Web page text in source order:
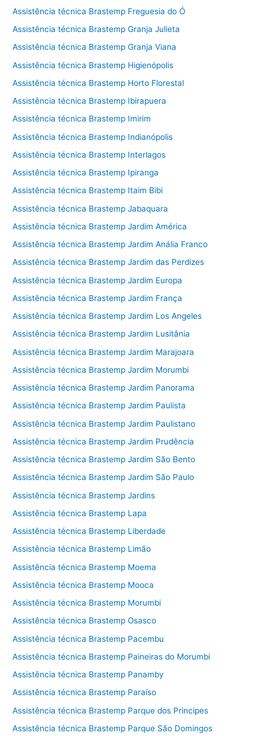
Assistência técnica Brastemp Freguesia do Ó
Assistência técnica Brastemp Granja Julieta
Assistência técnica Brastemp Granja Viana
Assistência técnica Brastemp Higienópolis
Assistência técnica Brastemp Horto Florestal
Assistência técnica Brastemp Ibirapuera
Assistência técnica Brastemp Imirim
Assistência técnica Brastemp Indianópolis
Assistência técnica Brastemp Interlagos
Assistência técnica Brastemp Ipiranga
Assistência técnica Brastemp Itaim Bibi
Assistência técnica Brastemp Jabaquara
Assistência técnica Brastemp Jardim América
Assistência técnica Brastemp Jardim Anália Franco
Assistência técnica Brastemp Jardim das Perdizes
Assistência técnica Brastemp Jardim Europa
Assistência técnica Brastemp Jardim França
Assistência técnica Brastemp Jardim Los Angeles
Assistência técnica Brastemp Jardim Lusitânia
Assistência técnica Brastemp Jardim Marajoara
Assistência técnica Brastemp Jardim Morumbi
Assistência técnica Brastemp Jardim Panorama
Assistência técnica Brastemp Jardim Paulista
Assistência técnica Brastemp Jardim Paulistano
Assistência técnica Brastemp Jardim Prudência
Assistência técnica Brastemp Jardim São Bento
Assistência técnica Brastemp Jardim São Paulo
Assistência técnica Brastemp Jardins
Assistência técnica Brastemp Lapa
Assistência técnica Brastemp Liberdade
Assistência técnica Brastemp Limão
Assistência técnica Brastemp Moema
Assistência técnica Brastemp Mooca
Assistência técnica Brastemp Morumbi
Assistência técnica Brastemp Osasco
Assistência técnica Brastemp Pacembu
Assistência técnica Brastemp Paineiras do Morumbi
Assistência técnica Brastemp Panamby
Assistência técnica Brastemp Paraíso
Assistência técnica Brastemp Parque dos Principes
Assistência técnica Brastemp Parque São Domingos